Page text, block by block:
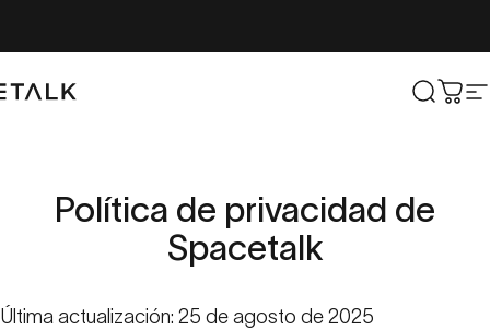
Buscar
Política de privacidad de
Spacetalk
Última actualización: 25 de agosto de 2025